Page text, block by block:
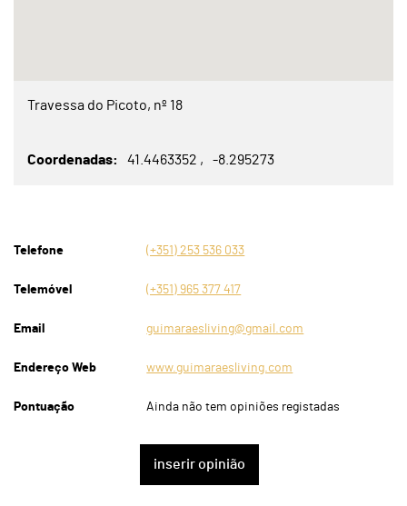
Travessa do Picoto, nº 18
Coordenadas 41.4463352 -8.295273
Telefone (+351) 253 536 033
Telemóvel (+351) 965 377 417
Email guimaraesliving@gmail.com
Endereço Web www.guimaraesliving.com
Pontuação Ainda não tem opiniões registadas
inserir opinião